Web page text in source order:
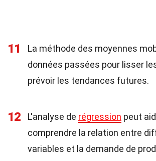
11
La méthode des moyennes
données passées pour lisser
prévoir les tendances futures.
12 L'analyse de régression peut
comprendre la relation entre
variables et la demande de